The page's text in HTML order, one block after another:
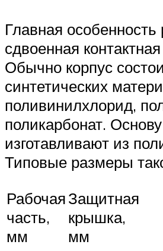
Главная
сдвоенная
Обычно корпус
синтетических
поливинилхлорид,
поликарбонат. Основу
изготавливают из
Типовые размеры
Рабочая
часть,
мм
Защитная
крышка,
мм